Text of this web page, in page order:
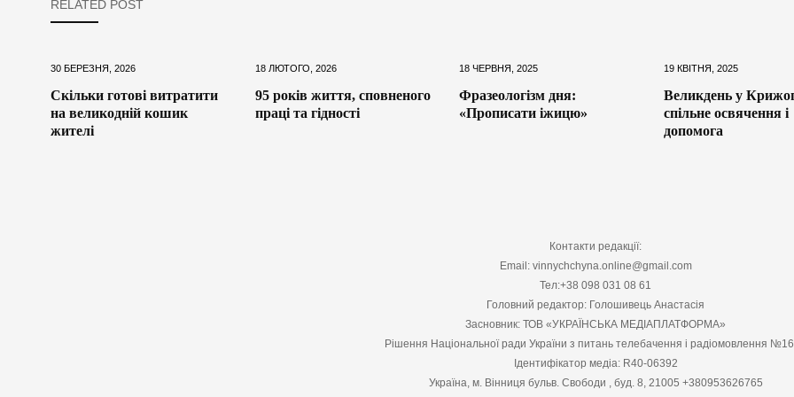
RELATED POST
30 БЕРЕЗНЯ, 2026
Скільки готові витратити
на великодній кошик
жителі
18 ЛЮТОГО, 2026
95 років життя, сповненого
праці та гідності
18 ЧЕРВНЯ, 2025
Фразеологізм дня:
«Прописати іжицю»
19 КВІТНЯ, 2025
Великдень у
спільне освячення і
допомога
Контакти редакції:
Email: vinnychchyna.online@gmail.com
Тел:+38 098 031 08 61
Головний редактор: Голошивець Анастасія
Засновник: ТОВ «УКРАЇНСЬКА МЕДІАПЛАТФОРМА»
Рішення Національної ради України з питань телебачення і радіомовлення
Ідентифікатор медіа: R40-06392
Україна, м. Вінниця бульв. Свободи , буд. 8, 21005 +380953626765